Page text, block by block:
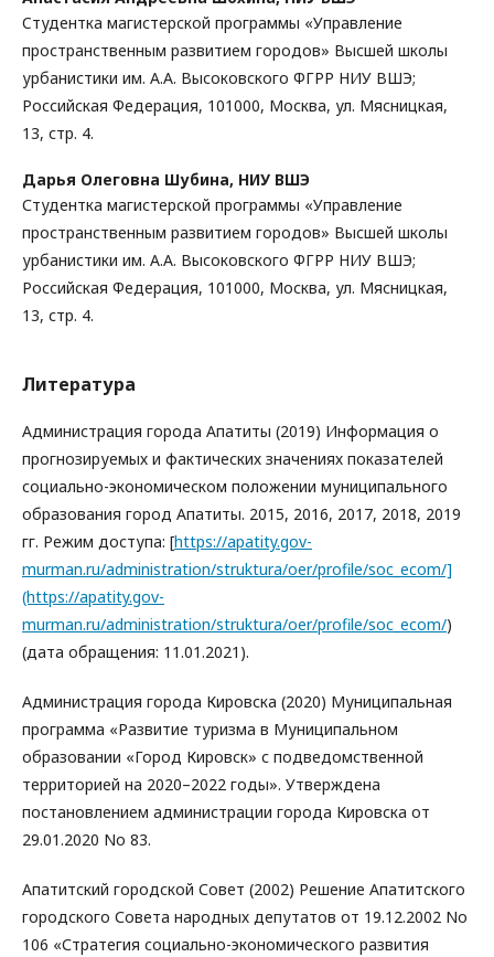
Cтудентка магистерской программы «Управление
пространственным развитием городов» Высшей школы
урбанистики им. А.А. Высоковского ФГРР НИУ ВШЭ;
Российская Федерация, 101000, Москва, ул. Мясницкая,
13, стр. 4.
Дарья Олеговна Шубина, НИУ ВШЭ
Студентка магистерской программы «Управление
пространственным развитием городов» Высшей школы
урбанистики им. А.А. Высоковского ФГРР НИУ ВШЭ;
Российская Федерация, 101000, Москва, ул. Мясницкая,
13, стр. 4.
Литература
Администрация города Апатиты (2019) Информация о
прогнозируемых и фактических значениях показателей
социально-экономическом положении муниципального
образования город Апатиты. 2015, 2016, 2017, 2018, 2019
гг. Режим доступа: [https://apatity.gov-
murman.ru/administration/struktura/oer/profile/soc_ecom/]
(https://apatity.gov-
murman.ru/administration/struktura/oer/profile/soc_ecom/)
(дата обращения: 11.01.2021).
Администрация города Кировска (2020) Муниципальная
программа «Развитие туризма в Муниципальном
образовании «Город Кировск» с подведомственной
территорией на 2020–2022 годы». Утверждена
постановлением администрации города Кировска от
29.01.2020 No 83.
Апатитский городской Совет (2002) Решение Апатитского
городского Совета народных депутатов от 19.12.2002 No
106 «Стратегия социально-экономического развития